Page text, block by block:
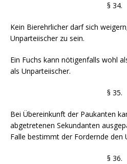
§ 34.
Kein Bierehrlicher darf sich
Unparteiischer zu sein.
Ein Fuchs kann nötigenfalls wohl
als Unparteiischer.
§ 35.
Bei Übereinkunft der Paukanten
abgetretenen Sekundanten
Falle bestimmt der Fordernde den
§ 36.